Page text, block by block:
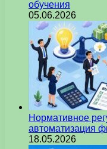
обучения
05.06.2026
Нормативное
автоматизация
18.05.2026